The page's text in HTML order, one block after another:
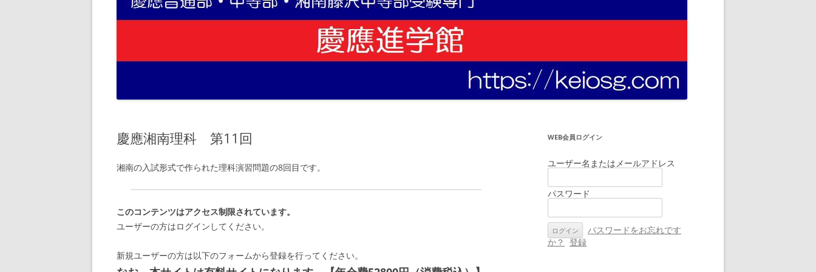
慶應湘南理科 第11回
湘南の入試形式で作られた理科演習問題の8回目です。
このコンテンツはアクセス制限されています。
ユーザーの方はログインしてください。
新規ユーザーの方は以下のフォームから登録を行ってください。
WEB会員ログイン
ユーザー名またはメールアドレス
パスワード
パスワードをお忘れです
か？ 登録